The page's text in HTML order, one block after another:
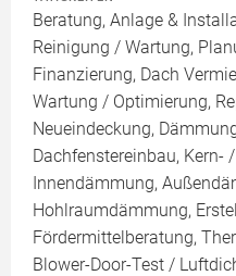
Beratung, Anlage &
Reinigung / Wartung,
Finanzierung, Dach
Wartung / Optimierung,
Neueindeckung,
Dachfenstereinbau, Kern-
Innendämmung,
Hohlraumdämmung,
Fördermittelberatung,
Blower-Door-Test /